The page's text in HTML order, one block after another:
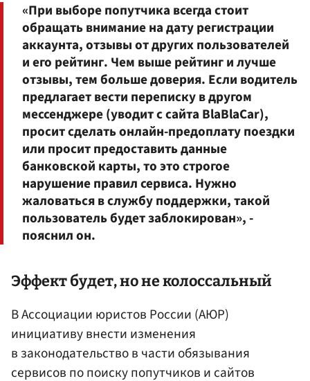
«При выборе попутчика всегда стоит
обращать внимание на дату регистрации
аккаунта, отзывы от других пользователей
и его рейтинг. Чем выше рейтинг и лучше
отзывы, тем больше доверия. Если водитель
предлагает вести переписку в другом
мессенджере (уводит с сайта BlaBlaCar),
просит сделать онлайн-предоплату поездки
или просит предоставить данные
банковской карты, то это строгое
нарушение правил сервиса. Нужно
жаловаться в службу поддержки, такой
пользователь будет заблокирован», -
пояснил он.
Эффект будет, но не колоссальный
В Ассоциации юристов России (АЮР)
инициативу внести изменения
в законодательство в части обязывания
сервисов по поиску попутчиков и сайтов